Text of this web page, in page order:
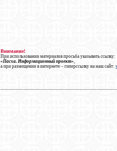
Внимание!
При использовании материалов просьба указывать ссылку:
«Пасха. Информационный проект»
а при размещении в интернете – гиперссылку на наш сайт: